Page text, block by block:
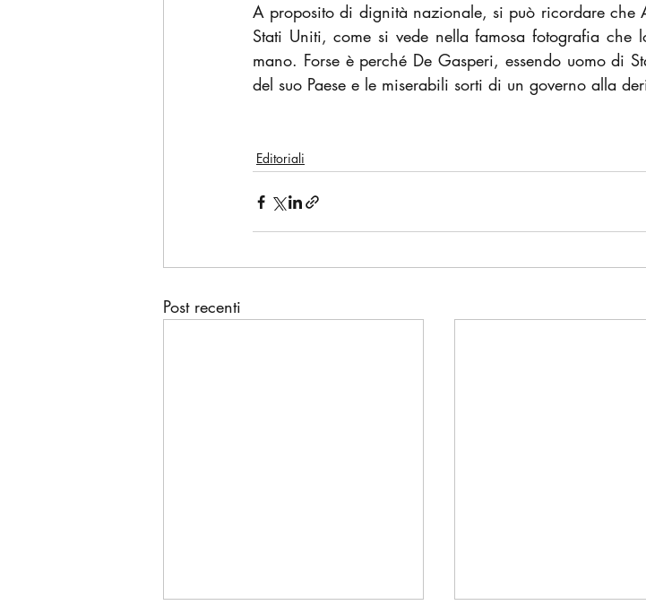
A proposito di dignità nazionale, si può ricordare che
Stati Uniti, come si vede nella famosa fotografia che
mano. Forse è perché De Gasperi, essendo uomo di
del suo Paese e le miserabili sorti di un governo alla
Editoriali
Post recenti